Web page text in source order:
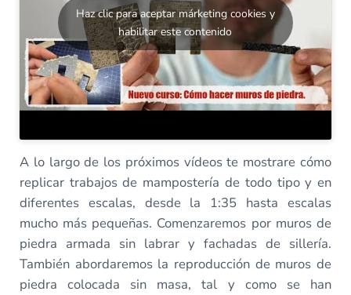
Haz clic para aceptar márketing cookies y
habilitar este contenido
A lo largo de los próximos vídeos te mostrare cómo
replicar trabajos de mampostería de todo tipo y en
diferentes escalas, desde la 1:35 hasta escalas
mucho más pequeñas. Comenzaremos por muros de
piedra armada sin labrar y fachadas de sillería.
También abordaremos la reproducción de muros de
piedra colocada sin masa, tal y como se han